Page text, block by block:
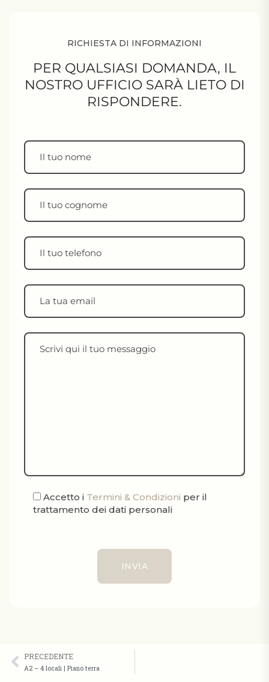
RICHIESTA DI INFORMAZIONI
PER QUALSIASI DOMANDA, IL
NOSTRO UFFICIO SARÀ LIETO DI
RISPONDERE.
Accetto i Termini & Condizioni per il
trattamento dei dati personali
PRECEDENTE
A2 – 4 locali | Piano terra